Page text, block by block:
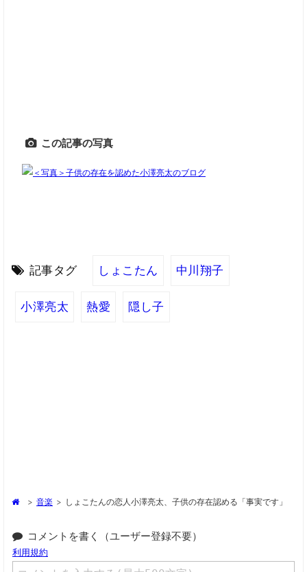
この記事の写真
記事タグ しょこたん 中川翔子
小澤亮太 熱愛 隠し子
> 音楽 > しょこたんの恋人小澤亮太、子供の存在認める「事実です」
コメントを書く（ユーザー登録不要）